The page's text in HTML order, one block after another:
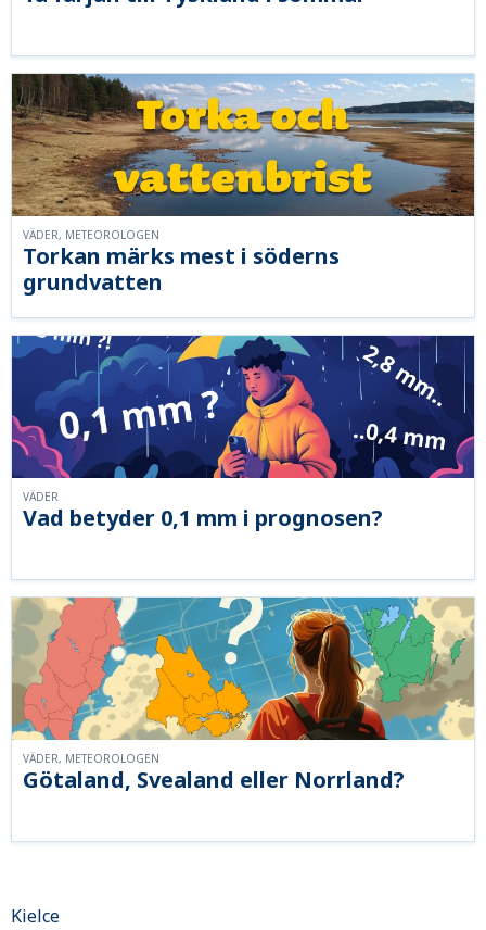
Torkan märks mest i söderns
grundvatten
VÄDER, METEOROLOGEN
Vad betyder 0,1 mm i prognosen?
VÄDER
Götaland, Svealand eller Norrland?
VÄDER, METEOROLOGEN
Kielce